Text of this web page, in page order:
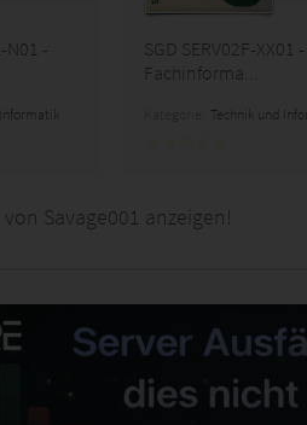
N01 -
SGD SERV02F-XX01 -
Fachinforma...
Technik und
Savage001 anzeigen!